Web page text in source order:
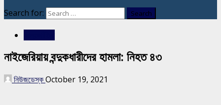
Search for:
নাইজেরিয়ায় বন্দুকধারীদের হামলা: নিহত ৪৩
নিউজডেস্কOctober 19, 2021